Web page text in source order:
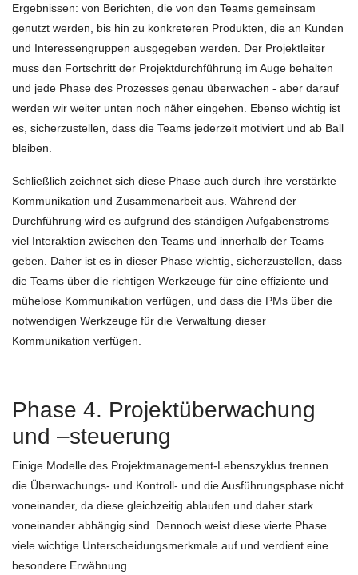
Ergebnissen: von Berichten, die von den Teams gemeinsam
genutzt werden, bis hin zu konkreteren Produkten, die an Kunden
und Interessengruppen ausgegeben werden. Der Projektleiter
muss den Fortschritt der Projektdurchführung im Auge behalten
und jede Phase des Prozesses genau überwachen - aber darauf
werden wir weiter unten noch näher eingehen. Ebenso wichtig ist
es, sicherzustellen, dass die Teams jederzeit motiviert und ab Ball
bleiben.
Schließlich zeichnet sich diese Phase auch durch ihre verstärkte
Kommunikation und Zusammenarbeit aus. Während der
Durchführung wird es aufgrund des ständigen Aufgabenstroms
viel Interaktion zwischen den Teams und innerhalb der Teams
geben. Daher ist es in dieser Phase wichtig, sicherzustellen, dass
die Teams über die richtigen Werkzeuge für eine effiziente und
mühelose Kommunikation verfügen, und dass die PMs über die
notwendigen Werkzeuge für die Verwaltung dieser
Kommunikation verfügen.
Phase 4. Projektüberwachung
und –steuerung
Einige Modelle des Projektmanagement-Lebenszyklus trennen
die Überwachungs- und Kontroll- und die Ausführungsphase nicht
voneinander, da diese gleichzeitig ablaufen und daher stark
voneinander abhängig sind. Dennoch weist diese vierte Phase
viele wichtige Unterscheidungsmerkmale auf und verdient eine
besondere Erwähnung.